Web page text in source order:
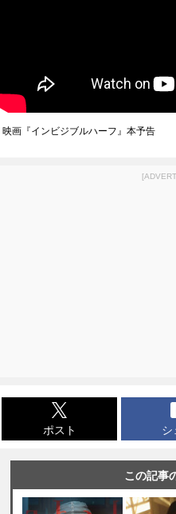
映画『インビジブルハーフ』本予告
ポスト シ
この記事